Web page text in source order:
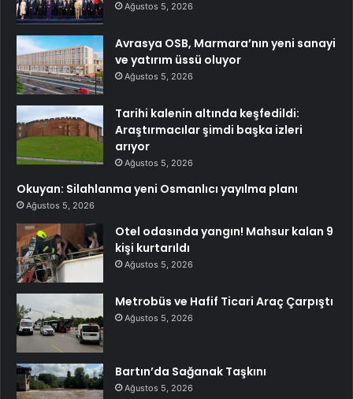
Ağustos 5, 2026
Avrasya OSB, Marmara’nın yeni sanayi
ve yatırım üssü oluyor
Ağustos 5, 2026
Tarihi kalenin altında keşfedildi:
Araştırmacılar şimdi başka izleri
arıyor
Ağustos 5, 2026
Okuyan: Silahlanma yeni Osmanlıcı yayılma planı
Ağustos 5, 2026
Otel odasında yangın! Mahsur kalan 9
kişi kurtarıldı
Ağustos 5, 2026
Metrobüs ve Hafif Ticari Araç Çarpıştı
Ağustos 5, 2026
Bartın’da Sağanak Taşkını
Ağustos 5, 2026